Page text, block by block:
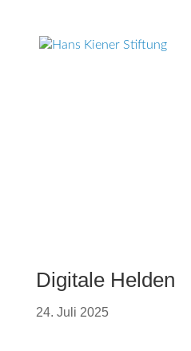
Digitale Helden
24. Juli 2025